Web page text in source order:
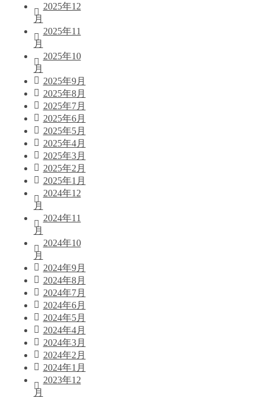
2025年12
月
2025年11
月
2025年10
月
2025年9月
2025年8月
2025年7月
2025年6月
2025年5月
2025年4月
2025年3月
2025年2月
2025年1月
2024年12
月
2024年11
月
2024年10
月
2024年9月
2024年8月
2024年7月
2024年6月
2024年5月
2024年4月
2024年3月
2024年2月
2024年1月
2023年12
月